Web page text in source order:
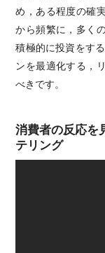
め，ある程度の確
から頻繁に，多く
積極的に投資をす
ンを最適化する，
べきです。
消費者の反応を
テリング